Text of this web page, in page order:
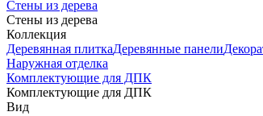
Стены из дерева
Стены из дерева
Коллекция
Деревянная плиткаДеревянные панели
Наружная отделка
Комплектующие для ДПК
Комплектующие для ДПК
Вид